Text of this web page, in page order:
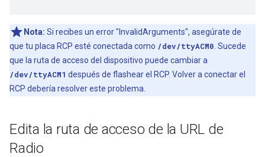
Nota: Si recibes un error "InvalidArguments", asegúrate de
que tu placa RCP esté conectada como /dev/ttyACM0 . Sucede
que la ruta de acceso del dispositivo puede cambiar a
/dev/ttyACM1 después de flashear el RCP. Volver a conectar el
RCP debería resolver este problema.
Edita la ruta de acceso de la URL de
Radio